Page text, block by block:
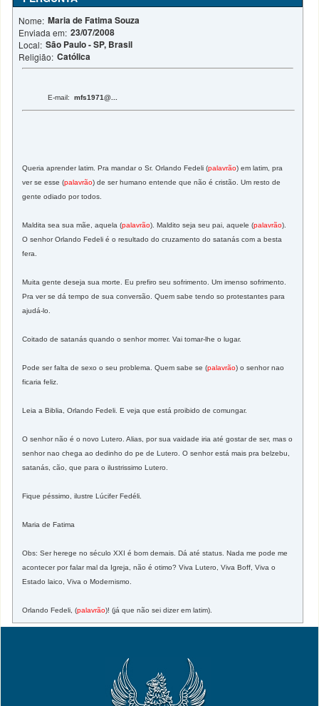
Nome: Maria de Fatima Souza
Enviada em: 23/07/2008
Local: São Paulo - SP, Brasil
Religião: Católica
E-mail: mfs1971@...
Queria aprender latim. Pra mandar o Sr. Orlando Fedeli (palavrão) em latim, pra
ver se esse (palavrão) de ser humano entende que não é cristão. Um resto de
gente odiado por todos.
Maldita sea sua mãe, aquela (palavrão). Maldito seja seu pai, aquele (palavrão).
O senhor Orlando Fedeli é o resultado do cruzamento do satanás com a besta
fera.
Muita gente deseja sua morte. Eu prefiro seu sofrimento. Um imenso sofrimento.
Pra ver se dá tempo de sua conversão. Quem sabe tendo so protestantes para
ajudá-lo.
Coitado de satanás quando o senhor morrer. Vai tomar-lhe o lugar.
Pode ser falta de sexo o seu problema. Quem sabe se (palavrão) o senhor nao
ficaria feliz.
Leia a Biblia, Orlando Fedeli. E veja que está proibido de comungar.
O senhor não é o novo Lutero. Alias, por sua vaidade iria até gostar de ser, mas o
senhor nao chega ao dedinho do pe de Lutero. O senhor está mais pra belzebu,
satanás, cão, que para o ilustrissimo Lutero.
Fique péssimo, ilustre Lúcifer Fedéli.
Maria de Fatima
Obs: Ser herege no século XXI é bom demais. Dá até status. Nada me pode me
acontecer por falar mal da Igreja, não é otimo? Viva Lutero, Viva Boff, Viva o
Estado laico, Viva o Modernismo.
Orlando Fedeli, (palavrão)! (já que não sei dizer em latim).